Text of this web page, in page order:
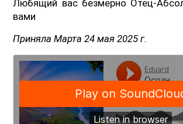
Любящий вас безмерно Отец-
вами
Приняла Марта 24 мая 2025 г.